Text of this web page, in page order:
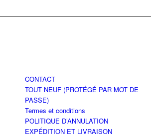
CONTACT
TOUT NEUF (PROTÉGÉ PAR MOT DE
PASSE)
Termes et conditions
POLITIQUE D’ANNULATION
EXPÉDITION ET LIVRAISON